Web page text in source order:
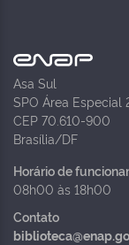
Asa Sul
SPO Área Especial
CEP 70.610-900
Brasília/DF
Horário de
08h00 às 18h00
Contato